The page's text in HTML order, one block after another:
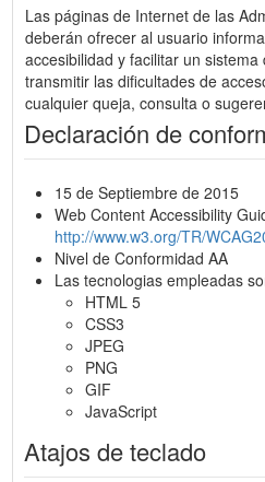
Las páginas de Internet de las
deberán ofrecer al usuario
accesibilidad y facilitar un
transmitir las dificultades de
cualquier queja, consulta o
Declaración de
15 de Septiembre de 2015
Web Content Accessibility
http://www.w3.org/TR/
Nivel de Conformidad AA
Las tecnologias empleadas
HTML 5
CSS3
JPEG
PNG
GIF
JavaScript
Atajos de teclado